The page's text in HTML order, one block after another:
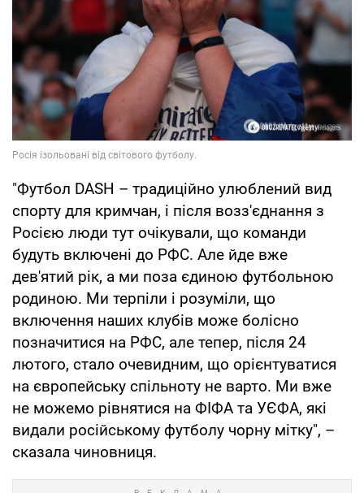
"Футбол DASH – традиційно улюблений вид
спорту для кримчан, і після возз'єднання з
Росією люди тут очікували, що команди
будуть включені до РФС. Але йде вже
дев'ятий рік, а ми поза єдиною футбольною
родиною. Ми терпіли і розуміли, що
включення наших клубів може болісно
позначитися на РФС, але тепер, після 24
лютого, стало очевидним, що орієнтуватися
на європейську спільноту не варто. Ми вже
не можемо рівнятися на ФІФА та УЄФА, які
видали російському футболу чорну мітку", –
сказала чиновниця.